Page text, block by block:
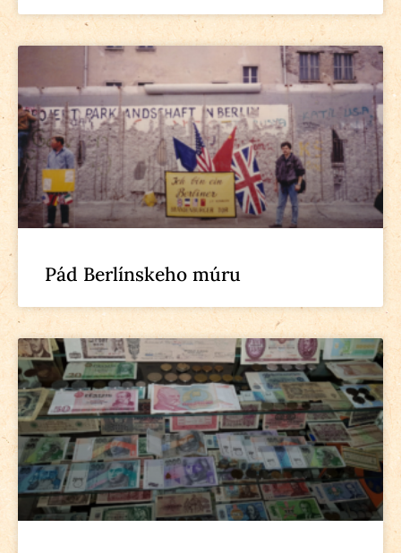
Pád Berlínskeho múru